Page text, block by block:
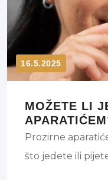
16.5.2025
MOŽETE LI
Prozirne
što jedete ili